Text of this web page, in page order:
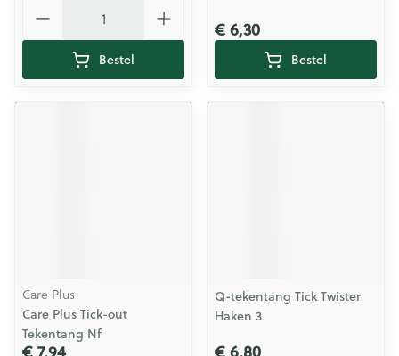
Bestel
€ 6,30
Bestel
Care Plus
Care Plus Tick-out
Tekentang Nf
Q-tekentang Tick Twister
Haken 3